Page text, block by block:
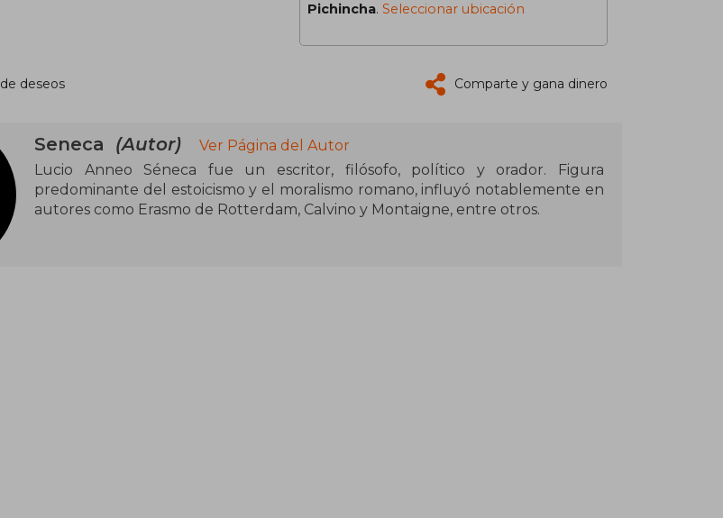
Pichincha. Seleccionar ubicación
deseos Comparte y gana dinero
Seneca (Autor)
Ver Página del Autor
Lucio Anneo Séneca fue un escritor, filósofo, político y orador. Figura
predominante del estoicismo y el moralismo romano, influyó notablemente en
autores como Erasmo de Rotterdam, Calvino y Montaigne, entre otros.